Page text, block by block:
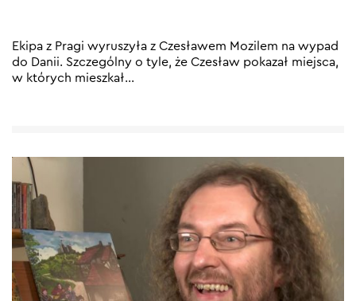
Ekipa z Pragi wyruszyła z Czesławem Mozilem na wypad
do Danii. Szczególny o tyle, że Czesław pokazał miejsca,
w których mieszkał...